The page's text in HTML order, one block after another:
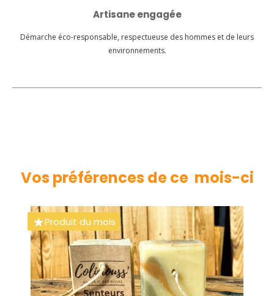
Artisane engagée
Démarche éco-responsable, respectueuse des hommes et de leurs
environnements.
Vos préférences de ce mois-ci
Produit du mois